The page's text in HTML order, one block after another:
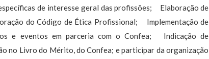
de interesse geral das profissões; Elaboração de
do Código de Ética Profissional; Implementação de
e eventos em parceria com o Confea; Indicação de
no Livro do Mérito, do Confea; e participar da organização